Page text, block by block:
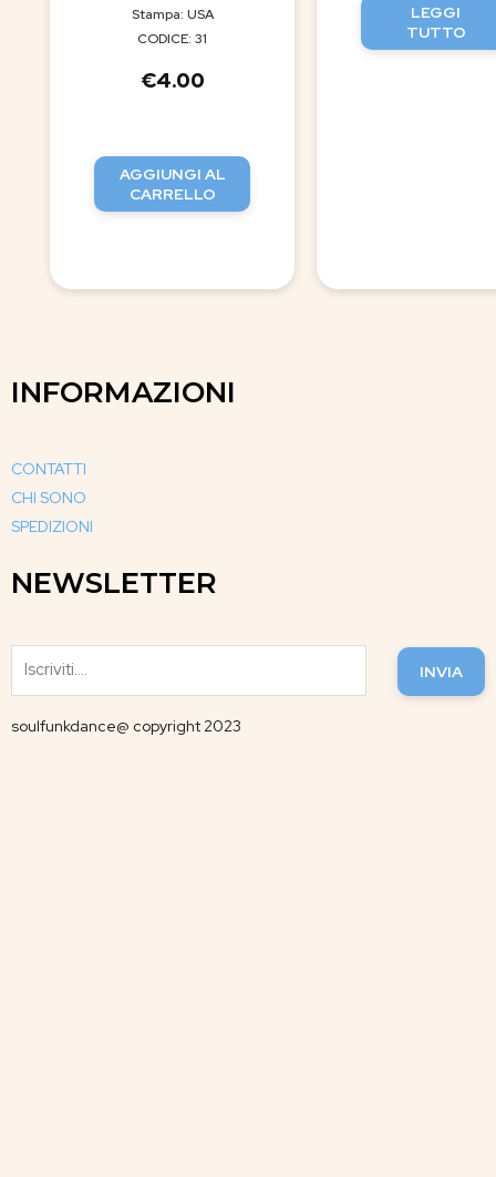
Stampa: USA
CODICE: 31
€4.00
AGGIUNGI AL
CARRELLO
LEGGI
TUTTO
INFORMAZIONI
CONTATTI
CHI SONO
SPEDIZIONI
NEWSLETTER
INVIA
soulfunkdance@ copyright 2023